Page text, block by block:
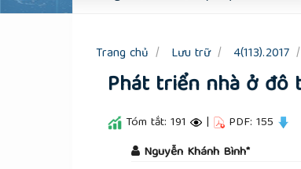
Trang chủ Lưu trữ 4(113).2017
Phát triển nhà ở đô
Tóm tắt: 191 | PDF: 155
Nguyễn Khánh Bình*